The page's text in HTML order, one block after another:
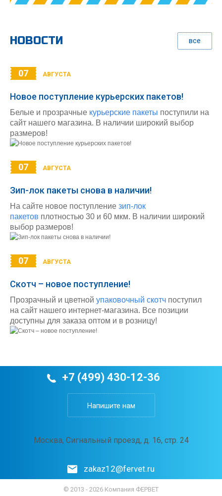
НОВОСТИ все
07 АВГУСТА
Новое поступление курьерских пакетов!
Белые и прозрачные курьерские пакеты поступили на
сайт нашего магазина. В наличии широкий выбор
размеров!
07 АВГУСТА
Зип-лок пакеты снова в наличии!
На сайте новое поступление зип-лок
пакетов плотностью 30 и 60 мкм. В наличии широкий
выбор размеров!
07 АВГУСТА
Скотч – новое поступление!
Прозрачный и цветной упаковочный скотч поступил
на сайт нашего интернет-магазина. Все позиции
доступны для заказа оптом и в розницу!
+7 (499) 430-12-36
Напишите нам
Москва, Сигнальный проезд, д. 16, стр. 24
zakaz12@fervet.ru
© 2013 - 2026 Компания ФЕРВЕТ